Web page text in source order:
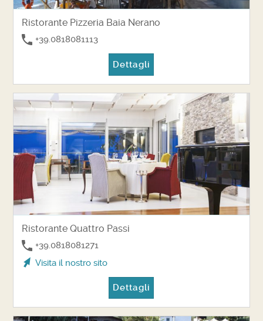
Ristorante Pizzeria Baia Nerano
+39.0818081113
Dettagli
Ristorante Quattro Passi
+39.0818081271
Visita il nostro sito
Dettagli